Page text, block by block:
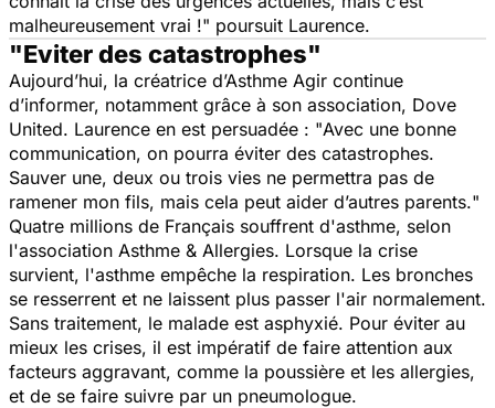
malheureusement vrai !" poursuit Laurence.
"Eviter des catastrophes"
Aujourd’hui, la créatrice d’Asthme Agir continue
d’informer, notamment grâce à son association, Dove
United. Laurence en est persuadée : "Avec une bonne
communication, on pourra éviter des catastrophes.
Sauver une, deux ou trois vies ne permettra pas de
ramener mon fils, mais cela peut aider d’autres parents."
Quatre millions de Français souffrent d'asthme, selon
l'association Asthme & Allergies. Lorsque la crise
survient, l'asthme empêche la respiration. Les bronches
se resserrent et ne laissent plus passer l'air normalement.
Sans traitement, le malade est asphyxié. Pour éviter au
mieux les crises, il est impératif de faire attention aux
facteurs aggravant, comme la poussière et les allergies,
et de se faire suivre par un pneumologue.